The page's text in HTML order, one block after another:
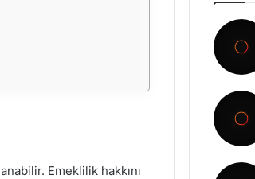
Emeklilik hakkını